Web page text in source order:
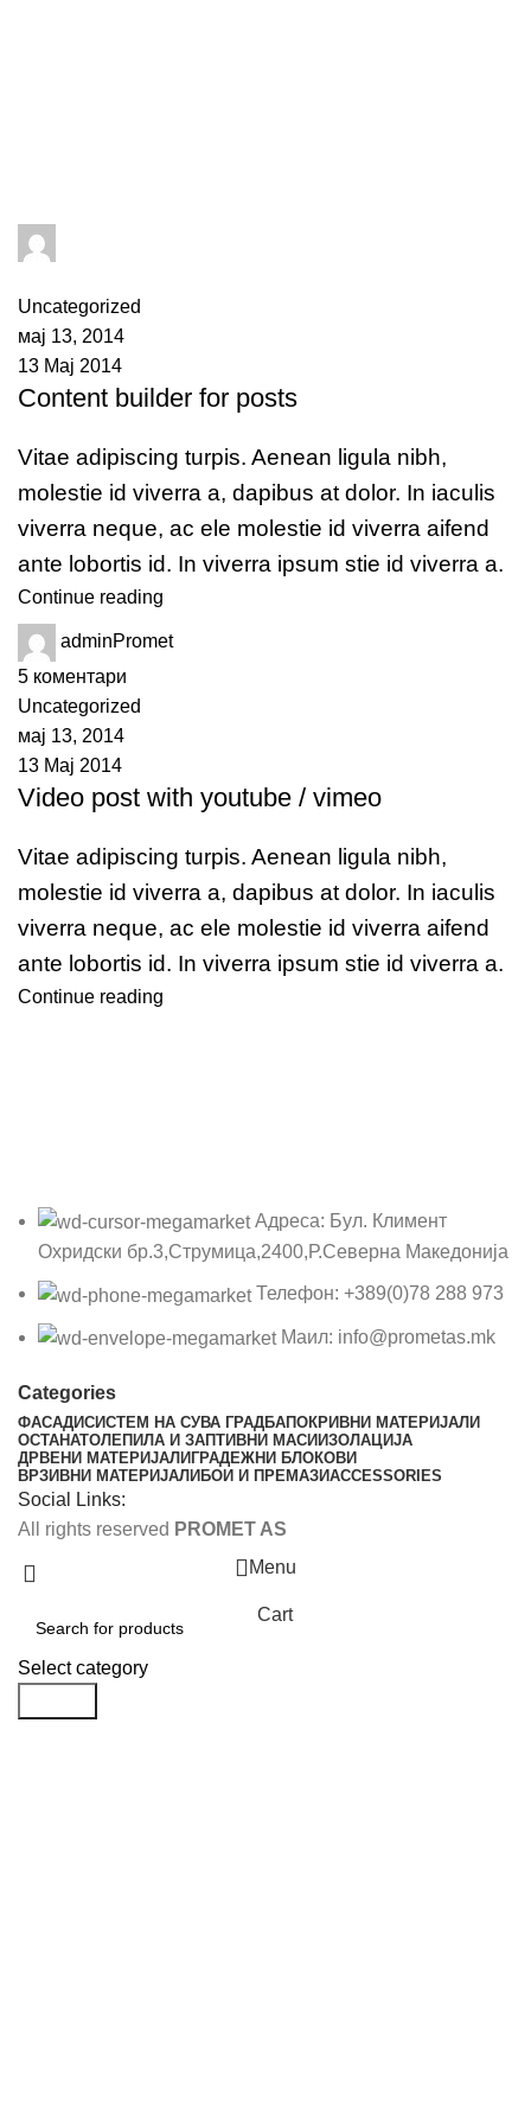
Uncategorized
мај 13, 2014
13 Мај 2014
Content builder for posts
Vitae adipiscing turpis. Aenean ligula nibh,
molestie id viverra a, dapibus at dolor. In iaculis
viverra neque, ac ele molestie id viverra aifend
ante lobortis id. In viverra ipsum stie id viverra a.
Continue reading
adminPromet
5 коментари
Uncategorized
мај 13, 2014
13 Мај 2014
Video post with youtube / vimeo
Vitae adipiscing turpis. Aenean ligula nibh,
molestie id viverra a, dapibus at dolor. In iaculis
viverra neque, ac ele molestie id viverra aifend
ante lobortis id. In viverra ipsum stie id viverra a.
Continue reading
Адреса: Бул. Климент
Охридски бр.3,Струмица,2400,Р.Северна Македонија
Телефон: +389(0)78 288 973
Маил: info@prometas.mk
Categories
ФАСАДИСИСТЕМ НА СУВА ГРАДБАПОКРИВНИ МАТЕРИЈАЛИ
ОСТАНАТОЛЕПИЛА И ЗАПТИВНИ МАСИ ИЗОЛАЦИЈА
ДРВЕНИ МАТЕРИЈАЛИ ГРАДЕЖНИ БЛОКОВИ
ВРЗИВНИ МАТЕРИЈАЛИ БОИ И ПРЕМАЗИACCESSORIES
Social Links:
All rights reserved PROMET AS
Select category
Menu
Cart